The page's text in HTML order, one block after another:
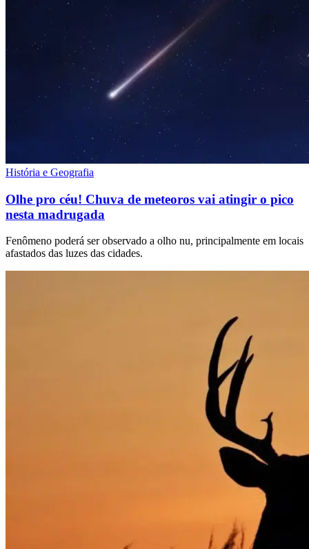
História e Geografia
Olhe pro céu! Chuva de meteoros vai atingir o pico
nesta madrugada
Fenômeno poderá ser observado a olho nu, principalmente em locais
afastados das luzes das cidades.